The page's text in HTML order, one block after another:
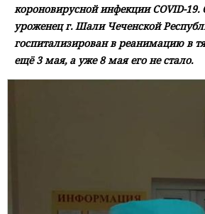
короновирусной инфекции COVID-19.
уроженец г. Шали Чеченской
госпитализирован в реанимацию в
ещё 3 мая, а уже 8 мая его не стало.